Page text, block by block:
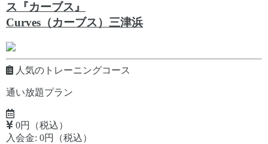
ス『カーブス』
Curves（カーブス）三津浜
人気のトレーニングコース
通い放題プラン
0円（税込）
入会金: 0円（税込）